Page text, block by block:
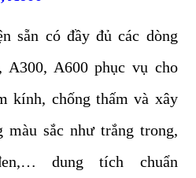
sẵn có đầy đủ các dòng
A300, A600 phục vụ cho
kính, chống thấm và xây
màu sắc như trắng trong,
dung tích chuẩn